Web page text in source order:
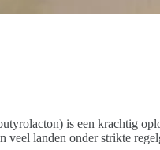
is een krachtig
veel landen onder strikte